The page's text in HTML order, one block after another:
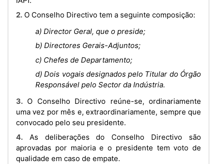
2. O Conselho Directivo tem a seguinte composição:
a) Director Geral, que o preside;
b) Directores Gerais-Adjuntos;
c) Chefes de Departamento;
d) Dois vogais designados pelo Titular do Órgão
Responsável pelo Sector da Indústria.
3. O Conselho Directivo reúne-se, ordinariamente
uma vez por mês e, extraordinariamente, sempre que
convocado pelo seu presidente.
4. As deliberações do Conselho Directivo são
aprovadas por maioria e o presidente tem voto de
qualidade em caso de empate.